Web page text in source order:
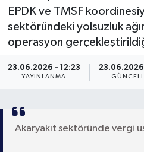
EPDK ve TMSF
sektöründeki yolsuzluk
operasyon
23.06.2026 - 12:23
YAYINLANMA
23.06.2026
Akaryakıt sektöründe vergi